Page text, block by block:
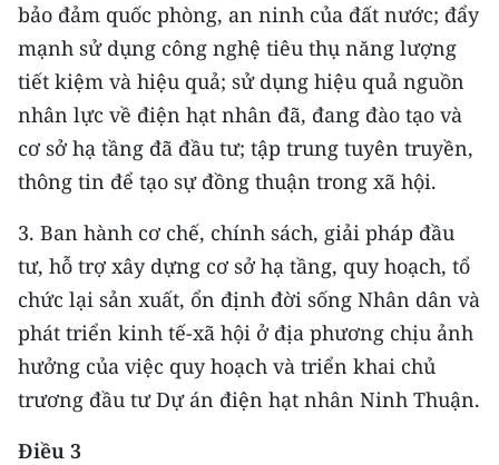
TIN ĐỊA PHƯƠNG
Trung du và miền núi phía Bắc
Đồng bằng sông Hồng
Bắc Trung Bộ
Duyên hải Nam Trung Bộ và Tây
Nguyên
Đông Nam Bộ
Đồng bằng sông Cửu Long
Chuyên trang Hà Nội
Chuyên trang TP. Hồ Chí Minh
bảo đảm quốc phòng, an ninh của đất nước; đẩy
mạnh sử dụng công nghệ tiêu thụ năng lượng
tiết kiệm và hiệu quả; sử dụng hiệu quả nguồn
nhân lực về điện hạt nhân đã, đang đào tạo và
cơ sở hạ tầng đã đầu tư; tập trung tuyên truyền,
thông tin để tạo sự đồng thuận trong xã hội.
3. Ban hành cơ chế, chính sách, giải pháp đầu
tư, hỗ trợ xây dựng cơ sở hạ tầng, quy hoạch, tổ
chức lại sản xuất, ổn định đời sống Nhân dân và
phát triển kinh tế-xã hội ở địa phương chịu ảnh
hưởng của việc quy hoạch và triển khai chủ
trương đầu tư Dự án điện hạt nhân Ninh Thuận.
Điều 3